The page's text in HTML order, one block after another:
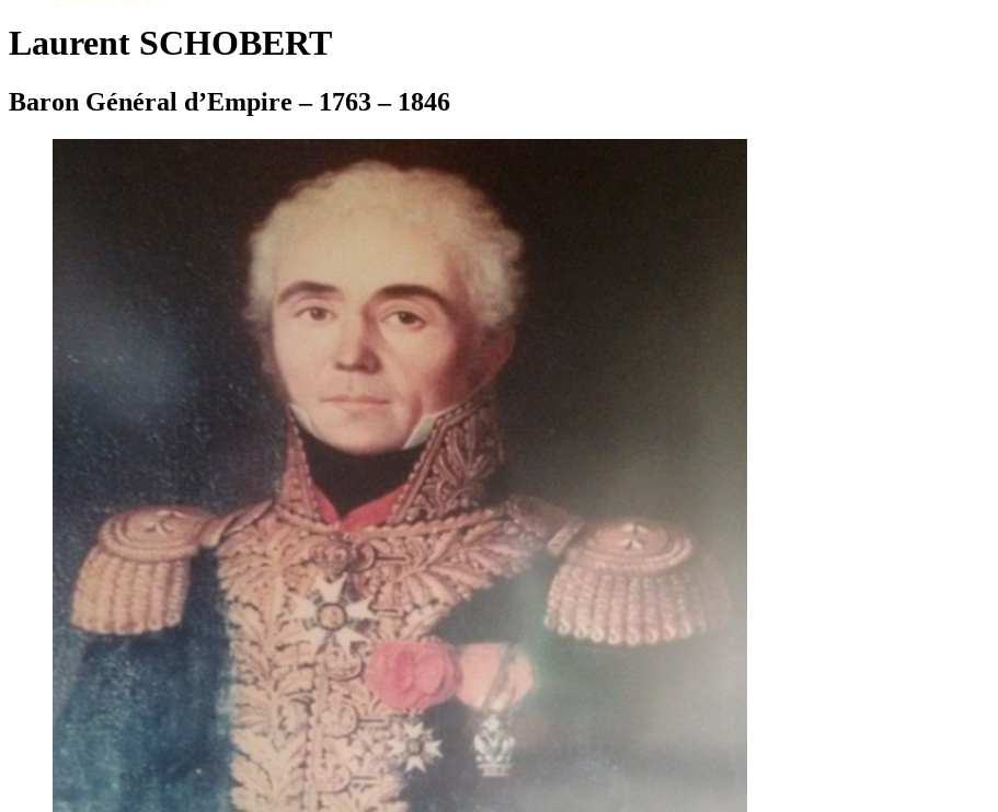
Laurent SCHOBERT
Baron Général d’Empire – 1763 – 1846